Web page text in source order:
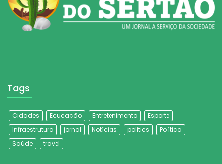
Tags
Cidades Educação Entretenimento
Esporte
Infraestrutura
jornal Notícias politics
Política
Saúde
travel